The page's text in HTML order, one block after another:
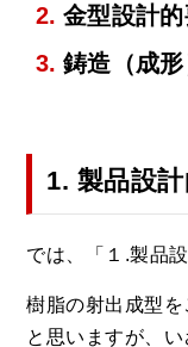
金型設計的
鋳造（成形
1. 製品設計
では、「１.製品
樹脂の射出成型
と思いますが、